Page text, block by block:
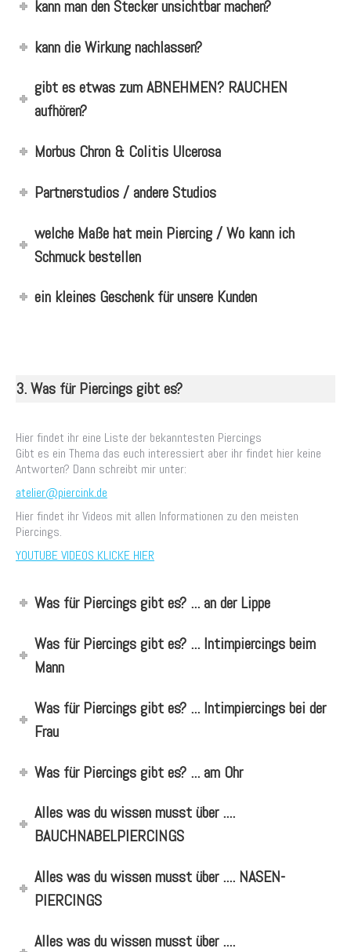
kann man den Stecker unsichtbar machen?
kann die Wirkung nachlassen?
gibt es etwas zum ABNEHMEN? RAUCHEN
aufhören?
Morbus Chron & Colitis Ulcerosa
Partnerstudios / andere Studios
welche Maße hat mein Piercing / Wo kann ich
Schmuck bestellen
ein kleines Geschenk für unsere Kunden
3. Was für Piercings gibt es?
Hier findet ihr eine Liste der bekanntesten Piercings
Gibt es ein Thema das euch interessiert aber ihr findet hier keine
Antworten? Dann schreibt mir unter:
atelier@piercink.de
Hier findet ihr Videos mit allen Informationen zu den meisten
Piercings.
YOUTUBE VIDEOS KLICKE HIER
Was für Piercings gibt es? ... an der Lippe
Was für Piercings gibt es? ... Intimpiercings beim
Mann
Was für Piercings gibt es? ... Intimpiercings bei der
Frau
Was für Piercings gibt es? ... am Ohr
Alles was du wissen musst über ....
BAUCHNABELPIERCINGS
Alles was du wissen musst über .... NASEN-
PIERCINGS
Alles was du wissen musst über ....